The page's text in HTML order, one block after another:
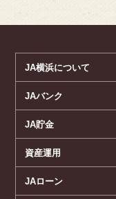
JA横浜について
JAバンク
JA貯金
資産運用
JAローン